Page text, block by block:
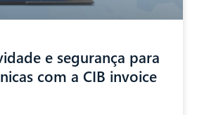
e segurança para
com a CIB invoice